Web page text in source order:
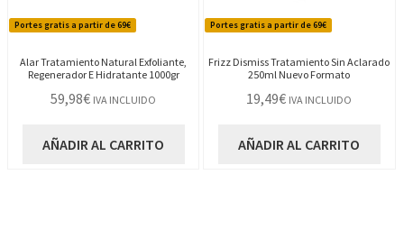
Portes gratis a partir de 69€
Alar Tratamiento Natural Exfoliante,
Regenerador E Hidratante 1000gr
59,98€ IVA INCLUIDO
AÑADIR AL CARRITO
Portes gratis a partir de 69€
Frizz Dismiss Tratamiento Sin Aclarado
250ml Nuevo Formato
19,49€ IVA INCLUIDO
AÑADIR AL CARRITO